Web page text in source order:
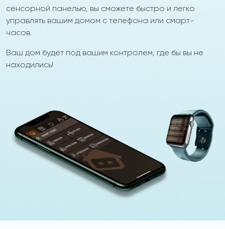
сенсорной панелью, вы сможете быстро и легко
управлять вашим домом с телефона или смарт-
часов.
Ваш дом будет под вашим контролем, где бы вы не
находились!